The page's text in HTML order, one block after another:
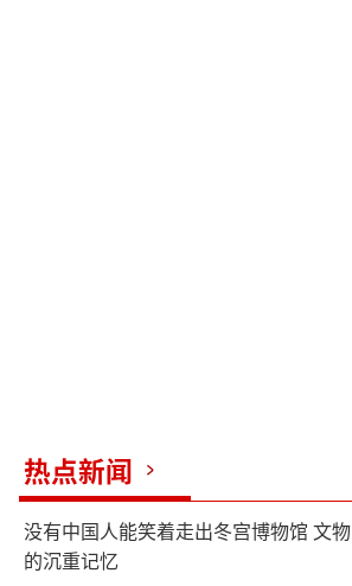
热点新闻
没有中国人能笑着走出冬宫博物馆 文物
的沉重记忆